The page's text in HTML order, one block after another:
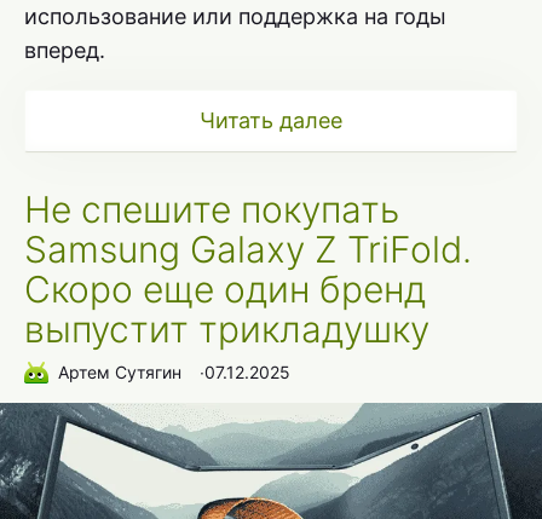
использование или поддержка на годы
вперед.
Читать далее
Не спешите покупать
Samsung Galaxy Z TriFold.
Скоро еще один бренд
выпустит трикладушку
Артем Сутягин ∙07.12.2025